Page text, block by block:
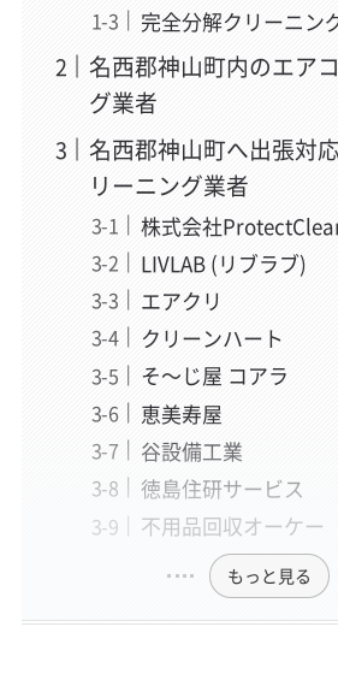
完全分解クリーニン
名西郡神山町内のエア
グ業者
名西郡神山町へ出張対
リーニング業者
株式会社
LIVLAB (リブラブ)
エアクリ
クリーンハート
そ〜じ屋 コアラ
恵美寿屋
谷設備工業
徳島住研サービス
不用品回収オーケー
もっと見る